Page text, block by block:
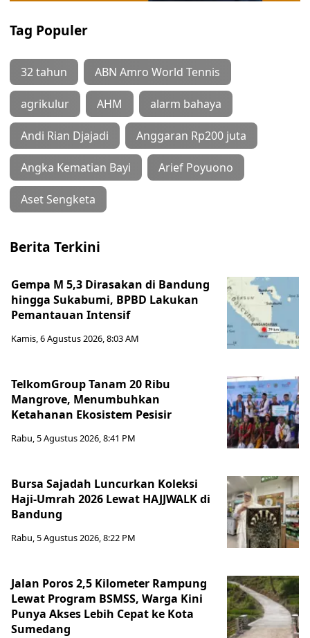
Tag Populer
32 tahun ABN Amro World Tennis
agrikulur AHM alarm bahaya
Andi Rian Djajadi Anggaran Rp200 juta
Angka Kematian Bayi Arief Poyuono
Aset Sengketa
Berita Terkini
Gempa M 5,3 Dirasakan di Bandung
hingga Sukabumi, BPBD Lakukan
Pemantauan Intensif
Kamis, 6 Agustus 2026, 8:03 AM
TelkomGroup Tanam 20 Ribu
Mangrove, Menumbuhkan
Ketahanan Ekosistem Pesisir
Rabu, 5 Agustus 2026, 8:41 PM
Bursa Sajadah Luncurkan Koleksi
Haji-Umrah 2026 Lewat HAJJWALK di
Bandung
Rabu, 5 Agustus 2026, 8:22 PM
Jalan Poros 2,5 Kilometer Rampung
Lewat Program BSMSS, Warga Kini
Punya Akses Lebih Cepat ke Kota
Sumedang